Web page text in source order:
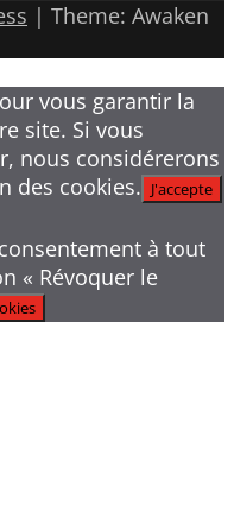
| Theme: Awaken
vous garantir la
site. Si vous
nous considérerons
des cookies. J'accepte
à tout
« Révoquer le